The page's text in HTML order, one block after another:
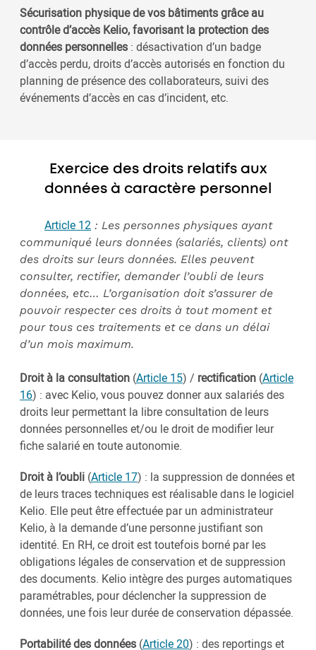
Sécurisation physique de vos bâtiments grâce au
contrôle d’accès Kelio, favorisant la protection des
données personnelles : désactivation d’un badge
d’accès perdu, droits d’accès autorisés en fonction du
planning de présence des collaborateurs, suivi des
événements d’accès en cas d’incident, etc.
Exercice des droits relatifs aux
données à caractère personnel
Article 12 : Les personnes physiques ayant
communiqué leurs données (salariés, clients) ont
des droits sur leurs données. Elles peuvent
consulter, rectifier, demander l’oubli de leurs
données, etc… L’organisation doit s’assurer de
pouvoir respecter ces droits à tout moment et
pour tous ces traitements et ce dans un délai
d’un mois maximum.
Droit à la consultation (Article 15) / rectification (Article
16) : avec Kelio, vous pouvez donner aux salariés des
droits leur permettant la libre consultation de leurs
données personnelles et/ou le droit de modifier leur
fiche salarié en toute autonomie.
Droit à l’oubli (Article 17) : la suppression de données et
de leurs traces techniques est réalisable dans le logiciel
Kelio. Elle peut être effectuée par un administrateur
Kelio, à la demande d’une personne justifiant son
identité. En RH, ce droit est toutefois borné par les
obligations légales de conservation et de suppression
des documents. Kelio intègre des purges automatiques
paramétrables, pour déclencher la suppression de
données, une fois leur durée de conservation dépassée.
Portabilité des données (Article 20) : des reportings et